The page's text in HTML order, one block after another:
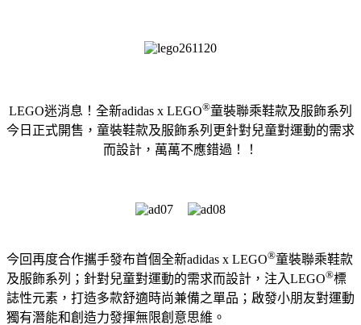
LEGO迷消息！全新adidas x LEGO®童裝聯乘鞋款及服飾系列
今日正式開售，童裝鞋款及服飾系列更針對兒童對運動的需求
而設計，萬萬不應錯過！！
今回再度合作攜手發布首個全新adidas x LEGO®童裝聯乘鞋款
及服飾系列；針對兒童對運動的需求而設計，注入LEGO®標
誌性元素，打造多款舒適時尚兼備之單品；啟發小朋友對運動
獨有潛能和創造力發揮無限創意思維。